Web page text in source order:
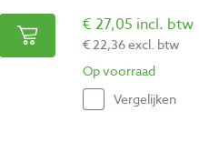
€ 27,05 incl. btw
€ 22,36 excl. btw
Op voorraad
Vergelijken